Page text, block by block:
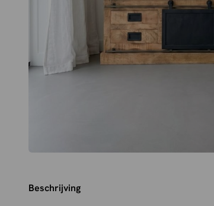
Beschrijving